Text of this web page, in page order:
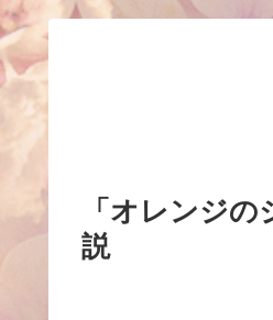
「オレンジ
説